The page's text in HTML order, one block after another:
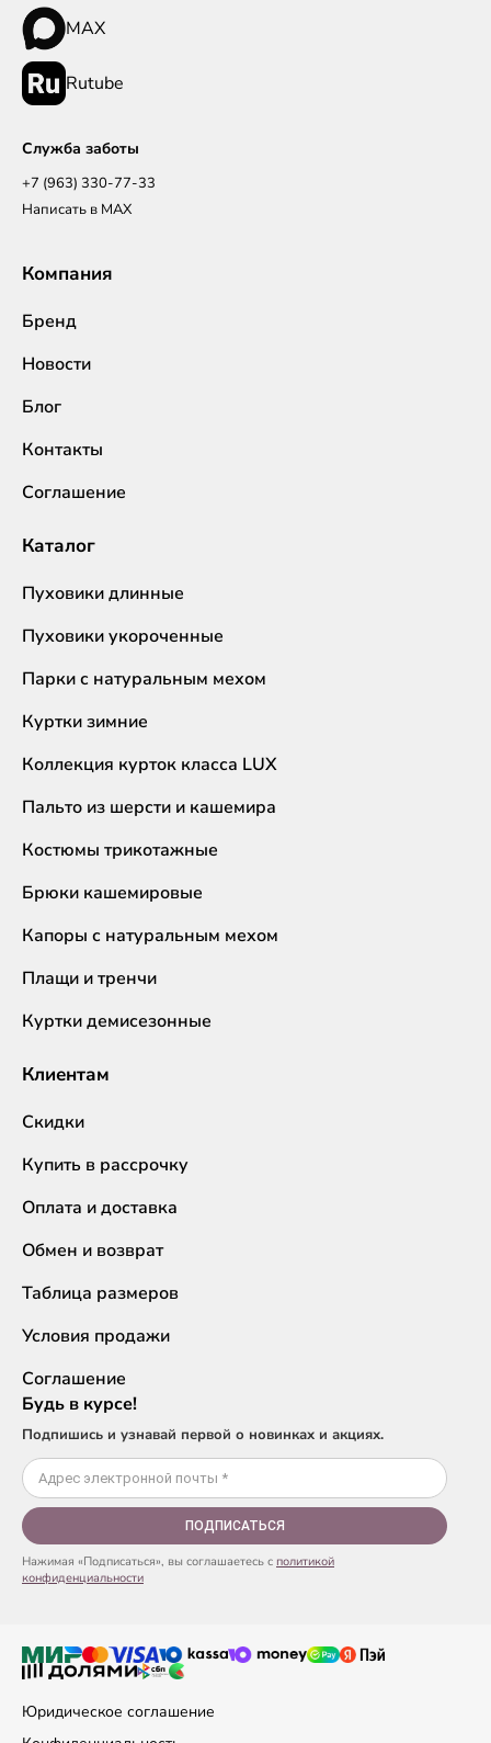
MAX
Rutube
Служба заботы
+7 (963) 330-77-33
Написать в MAX
Компания
Бренд
Новости
Блог
Контакты
Соглашение
Каталог
Пуховики длинные
Пуховики укороченные
Парки с натуральным мехом
Куртки зимние
Коллекция курток класса LUX
Пальто из шерсти и кашемира
Костюмы трикотажные
Брюки кашемировые
Капоры с натуральным мехом
Плащи и тренчи
Куртки демисезонные
Клиентам
Скидки
Купить в рассрочку
Оплата и доставка
Обмен и возврат
Таблица размеров
Условия продажи
Соглашение
Будь в курсе!
Подпишись и узнавай первой о новинках и акциях.
ПОДПИСАТЬСЯ
Нажимая «Подписаться», вы соглашаетесь с политикой
конфиденциальности
Юридическое соглашение